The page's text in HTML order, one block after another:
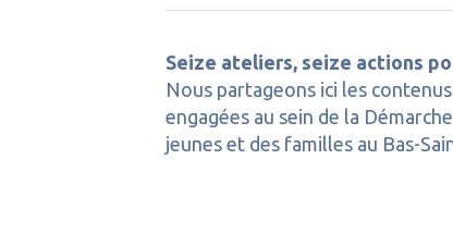
Seize ateliers, seize actions
Nous partageons ici les
engagées au sein de la
jeunes et des familles au Bas-